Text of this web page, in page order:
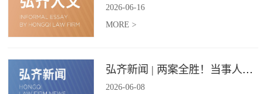
2026-06-16
MORE >
弘齐新闻 | 两案全胜！当事人赠 “律法精湛 不负重托” 锦旗致谢
2026-06-08